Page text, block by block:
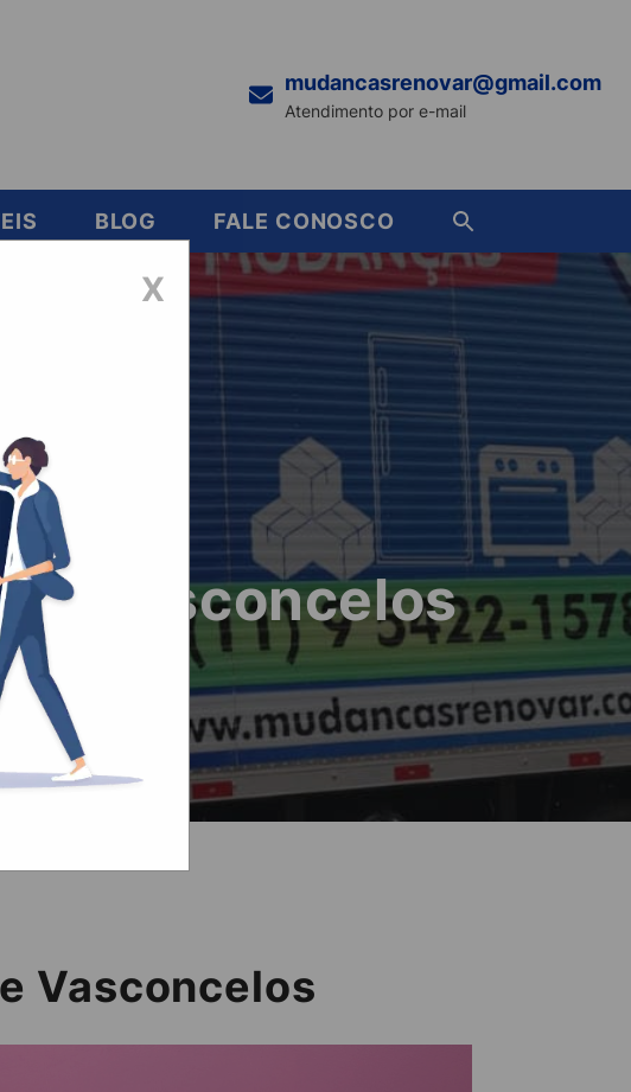
mudancasrenovar@gmail.com
Atendimento por e-mail
BLOG FALE CONOSCO
Vasconcelos
Vasconcelos
X